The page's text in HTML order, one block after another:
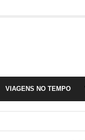
VIAGENS NO TEMPO